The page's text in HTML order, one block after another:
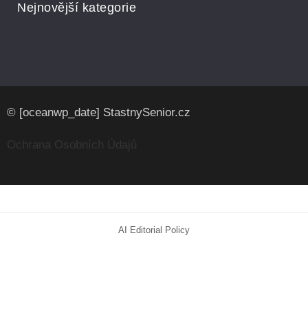
Nejnovější kategorie
© [oceanwp_date] StastnySenior.cz
AI Editorial Policy